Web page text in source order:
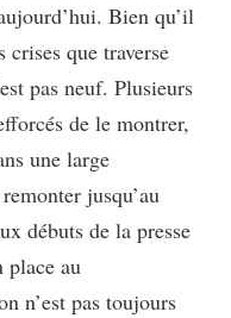
Bien qu’il
crises que traverse
pas neuf. Plusieurs
de le montrer,
une large
jusqu’au
débuts de la presse
place au
n’est pas toujours